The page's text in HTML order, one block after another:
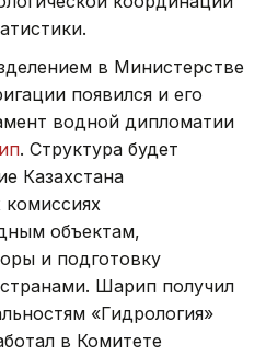
в Министерстве
появился и его
водной дипломатии
. Структура будет
Казахстана
объектам,
и подготовку
Шарип получил
«Гидрология»
в Комитете